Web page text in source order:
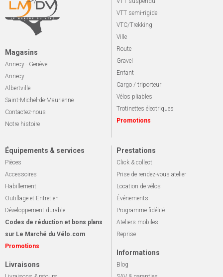
Magasins
Annecy - Genève
Annecy
Albertville
Saint-Michel-de-Maurienne
Contactez-nous
Notre histoire
VTT semi-rigide
VTC/Trekking
Ville
Route
Gravel
Enfant
Cargo / triporteur
Vélos pliables
Trotinettes électriques
Promotions
Équipements & services
Pièces
Accessoires
Habillement
Outillage et Entretien
Développement durable
Codes de réduction et bons plans
sur Le Marché du Vélo.com
Promotions
Livraisons
Prestations
Click & collect
Prise de rendez-vous atelier
Location de vélos
Événements
Programme fidélité
Ateliers mobiles
Reprise
Informations
Blog